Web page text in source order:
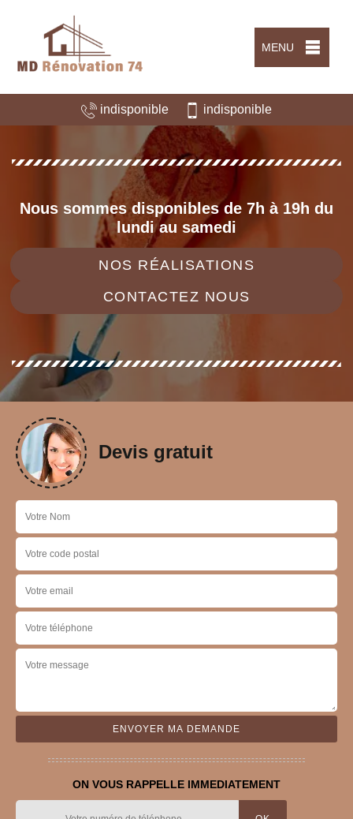
MENU
indisponible indisponible
Nous sommes disponibles de 7h à 19h du
lundi au samedi
NOS RÉALISATIONS
CONTACTEZ NOUS
Devis gratuit
ON VOUS RAPPELLE IMMEDIATEMENT